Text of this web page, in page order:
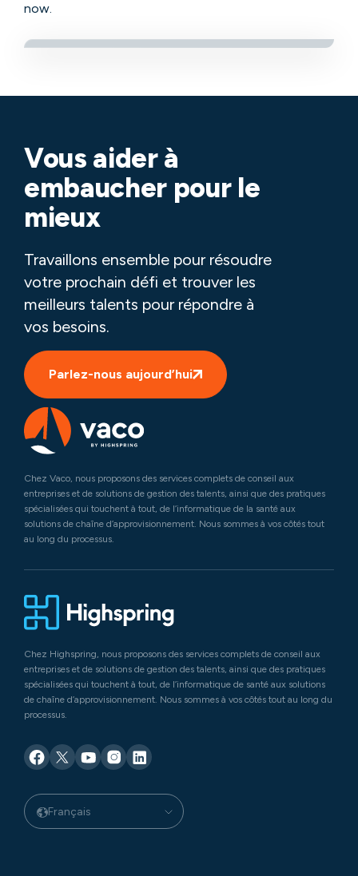
now.
Vous aider à
embaucher pour le
mieux
Travaillons ensemble pour résoudre
votre prochain défi et trouver les
meilleurs talents pour répondre à
vos besoins.
Parlez-nous aujourd’hui
Chez Vaco, nous proposons des services complets de conseil aux
entreprises et de solutions de gestion des talents, ainsi que des pratiques
spécialisées qui touchent à tout, de l’informatique de la santé aux
solutions de chaîne d’approvisionnement. Nous sommes à vos côtés tout
au long du processus.
Chez Highspring, nous proposons des services complets de conseil aux
entreprises et de solutions de gestion des talents, ainsi que des pratiques
spécialisées qui touchent à tout, de l’informatique de santé aux solutions
de chaîne d’approvisionnement. Nous sommes à vos côtés tout au long du
processus.
Français